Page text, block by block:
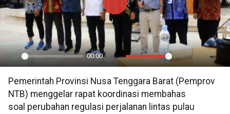
Play
00:00
Mute Settings
PIP
Play
Pemerintah Provinsi Nusa Tenggara Barat (Pemprov
NTB) menggelar rapat koordinasi membahas
soal perubahan regulasi perjalanan lintas pulau